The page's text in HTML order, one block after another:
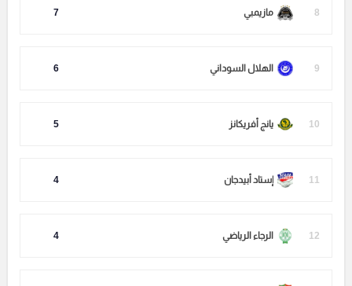
8 مازيمبي 7
9 الهلال السوداني 6
10 يانج أفريكانز 5
11 إستاد أبيدجان 4
12 الرجاء الرياضي 4